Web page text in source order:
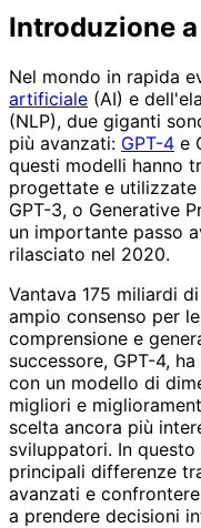
Introduzione
Nel mondo in rapida
artificiale (AI) e
(NLP), due giganti
più avanzati: GPT-4 e
questi modelli hanno
progettate e utilizzate
GPT-3, o Generative
un importante passo
rilasciato nel 2020.
Vantava 175 miliardi
ampio consenso per
comprensione e
successore, GPT-4,
con un modello di
migliori e
scelta ancora più
sviluppatori. In
principali differenze
avanzati e
a prendere decisioni